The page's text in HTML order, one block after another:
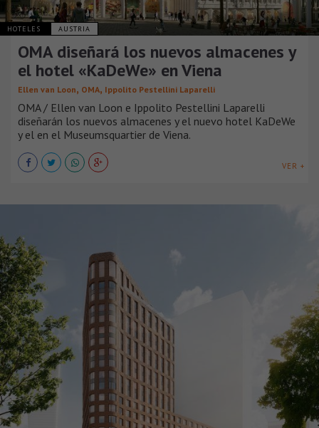
HOTELES AUSTRIA
OMA diseñará los nuevos almacenes y
el hotel «KaDeWe» en Viena
Ellen van Loon, OMA, Ippolito Pestellini Laparelli
OMA / Ellen van Loon e Ippolito Pestellini Laparelli
diseñarán los nuevos almacenes y el nuevo hotel KaDeWe
y el en el Museumsquartier de Viena.
VER +